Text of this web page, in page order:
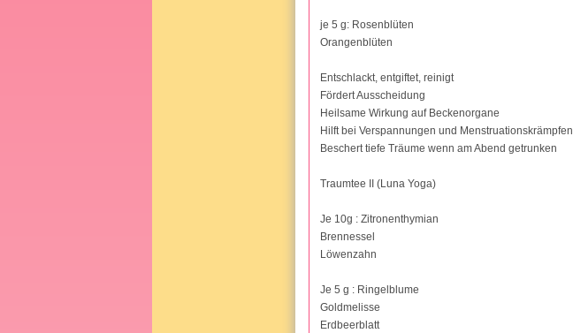
je 5 g: Rosenblüten
Orangenblüten
Entschlackt, entgiftet, reinigt
Fördert Ausscheidung
Heilsame Wirkung auf Beckenorgane
Hilft bei Verspannungen und Menstruationskrämpfen
Beschert tiefe Träume wenn am Abend getrunken
Traumtee II (Luna Yoga)
Je 10g : Zitronenthymian
Brennessel
Löwenzahn
Je 5 g : Ringelblume
Goldmelisse
Erdbeerblatt